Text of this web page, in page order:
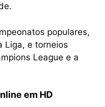
populares,
Liga, e torneios
League e a
em HD